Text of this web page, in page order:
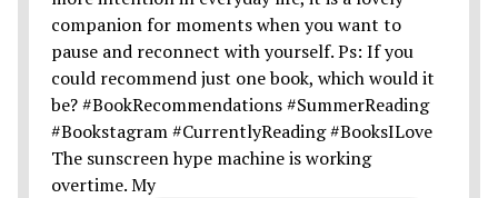
The sunscreen hype machine is working
overtime. My